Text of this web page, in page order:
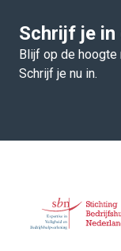
Schrijf je in
Blijf op de
Schrijf je nu in.